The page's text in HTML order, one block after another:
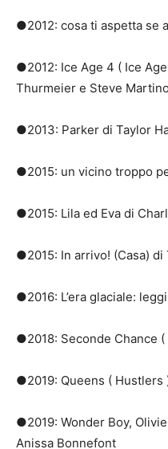
●2012: cosa ti aspetta se
●2012: Ice Age 4 ( Ice
Thurmeier e Steve Martino
●2013: Parker di Taylor
●2015: un vicino troppo
●2015: Lila ed Eva di
●2015: In arrivo! (Casa)
●2016: L’era glaciale:
●2018: Seconde Chance
●2019: Queens ( Hustlers
●2019: Wonder Boy,
Anissa Bonnefont